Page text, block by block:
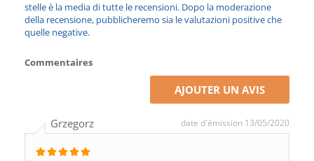
stelle è la media di tutte le recensioni. Dopo la moderazione
della recensione, pubblicheremo sia le valutazioni positive che
quelle negative.
Commentaires
AJOUTER UN AVIS
Grzegorz date d'émission 13/05/2020